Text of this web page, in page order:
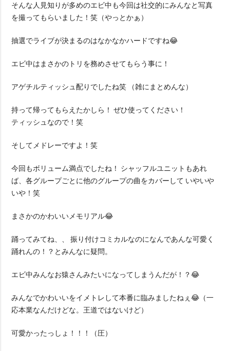
そんな人見知りが多めのエビ中も今回は社交的にみんなと写真
を撮ってもらいました！笑（やっとかぁ）
抽選でライブが決まるのはなかなかハードですね😂
エビ中はまさかのトリを務めさせてもらう事に！
アゲチルティッシュ配りでしたね笑 （雑にまとめんな）
持って帰ってもらえたかしら！ ぜひ使ってください！
ティッシュなので！笑
そしてメドレーですよ！笑
今回もボリューム満点でしたね！ シャッフルユニットもあれ
ば、各グループごとに他のグループの曲をカバーして いやいや
いや！笑
まさかのかわいいメモリアル😂
踊ってみてね、、 振り付けコミカルなのになんであんな可愛く
踊れんの！？とみんなに疑問。
エビ中みんなお猿さんみたいになってしまうんだが！？😂
みんなでかわいいをイメトレして本番に臨みましたねぇ😂（一
応本業なんだけどな。王道ではないけど）
可愛かったっしょ！！！（圧）